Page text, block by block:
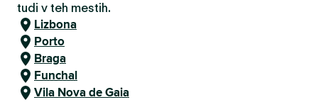
tudi v teh mestih.
Lizbona
Porto
Braga
Funchal
Vila Nova de Gaia